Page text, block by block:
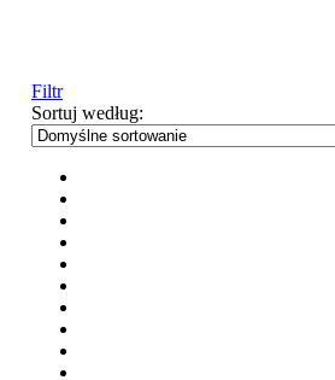
Filtr
Sortuj według: